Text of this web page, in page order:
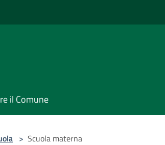
il Comune
> Scuola materna